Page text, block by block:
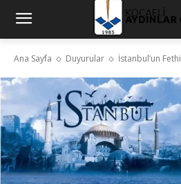
Ana Sayfa Duyurular İstanbul’un Fethi